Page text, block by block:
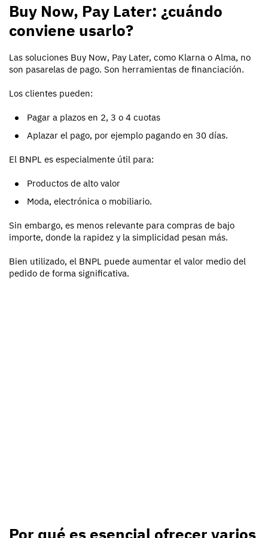
Buy Now, Pay Later: ¿cuándo
conviene usarlo?
Las soluciones Buy Now, Pay Later, como Klarna o Alma, no
son pasarelas de pago. Son herramientas de financiación.
Los clientes pueden:
Pagar a plazos en 2, 3 o 4 cuotas
Aplazar el pago, por ejemplo pagando en 30 días.
El BNPL es especialmente útil para:
Productos de alto valor
Moda, electrónica o mobiliario.
Sin embargo, es menos relevante para compras de bajo
importe, donde la rapidez y la simplicidad pesan más.
Bien utilizado, el BNPL puede aumentar el valor medio del
pedido de forma significativa.